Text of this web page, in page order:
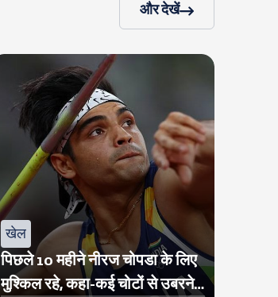
और देखें
खेल
पिछले 10 महीने नीरज चोपडा के लिए
मुश्किल रहे, कहा-कई चोटों से उबरने में